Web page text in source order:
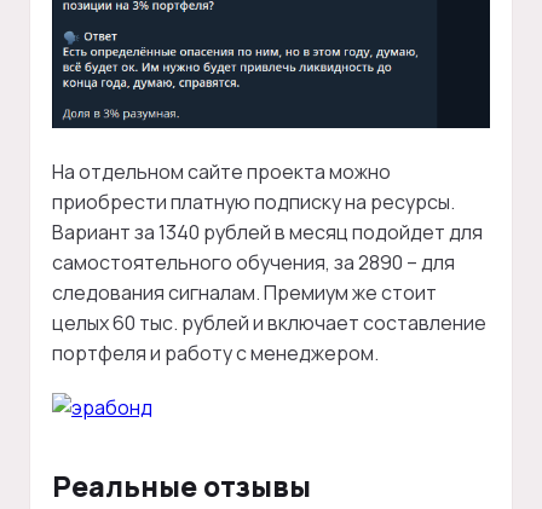
На отдельном сайте проекта можно
приобрести платную подписку на ресурсы.
Вариант за 1340 рублей в месяц подойдет для
самостоятельного обучения, за 2890 – для
следования сигналам. Премиум же стоит
целых 60 тыс. рублей и включает составление
портфеля и работу с менеджером.
Реальные отзывы